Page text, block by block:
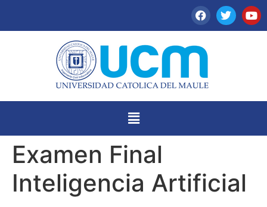
Examen Final
Inteligencia Artificial